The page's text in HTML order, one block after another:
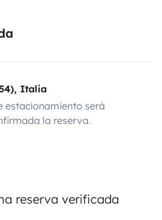
Italia
estacionamiento será
la reserva.
reserva verificada